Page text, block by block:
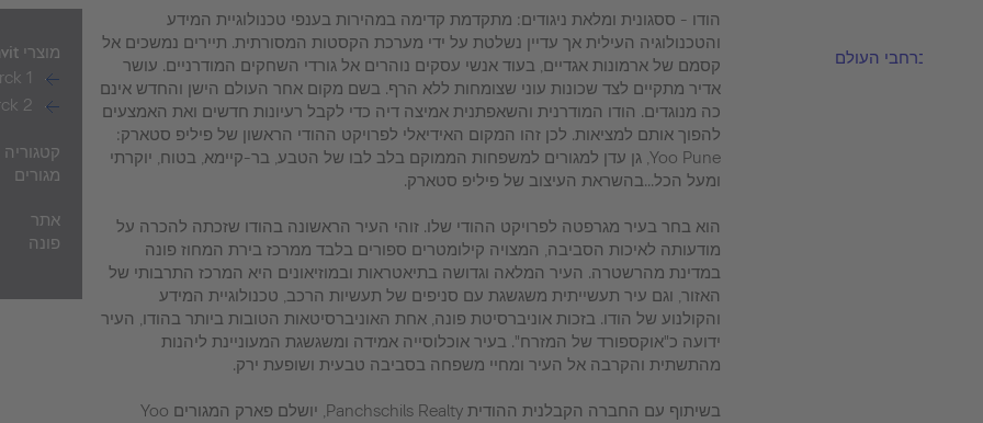
הודו - ססגונית ומלאת ניגודים: מתקדמת קדימה במהירות בענפי טכנולוגיית המידע
והטכנולוגיה העילית אך עדיין נשלטת על ידי מערכת הקסטות המסורתית. תיירים נמשכים אל
קסמם של ארמונות אגדיים, בעוד אנשי עסקים נוהרים אל גורדי השחקים המודרניים. עושר
אדיר מתקיים לצד שכונות עוני שצומחות ללא הרף. בשם מקום אחר העולם הישן והחדש אינם
כה מנוגדים. הודו המודרנית והשאפתנית אמיצה דיה כדי לקבל רעיונות חדשים ואת האמצעים
להפוך אותם למציאות. לכן זהו המקום האידיאלי לפרויקט ההודי הראשון של פיליפ סטארק:
Yoo Pune, גן עדן למגורים למשפחות הממוקם בלב לבו של הטבע, בר-קיימא, בטוח, יוקרתי
ומעל הכל...בהשראת העיצוב של פיליפ סטארק.
הוא בחר בעיר מגרפטה לפרויקט ההודי שלו. זוהי העיר הראשונה בהודו שזכתה להכרה על
מודעותה לאיכות הסביבה, המצויה קילומטרים ספורים בלבד ממרכז בירת המחוז פונה
במדינת מהרשטרה. העיר המלאה וגדושה בתיאטראות ובמוזיאונים היא המרכז התרבותי של
האזור, וגם עיר תעשייתית משגשגת עם סניפים של תעשיות הרכב, טכנולוגיית המידע
והקולנוע של הודו. בזכות אוניברסיטת פונה, אחת האוניברסיטאות הטובות ביותר בהודו, העיר
ידועה כ"אוקספורד של המזרח". בעיר אוכלוסייה אמידה ומשגשגת המעוניינת ליהנות
מהתשתית והקרבה אל העיר ומחיי משפחה בסביבה טבעית ושופעת ירק.
בשיתוף עם החברה הקבלנית ההודית Panchschils Realty, יושלם פארק המגורים Yoo
מוצרי Duravit
1
2
קטגוריה
מגורים
אתר
פונה